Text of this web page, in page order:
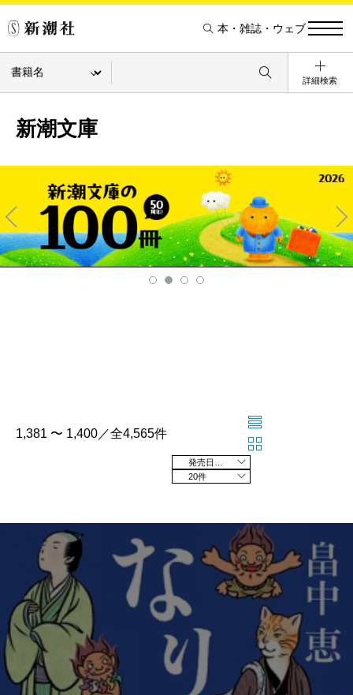
本・雑誌・ウェブ
詳細検索
新潮文庫
Pre
v
Ne
xt
1,381 〜 1,400／全4,565件
20件